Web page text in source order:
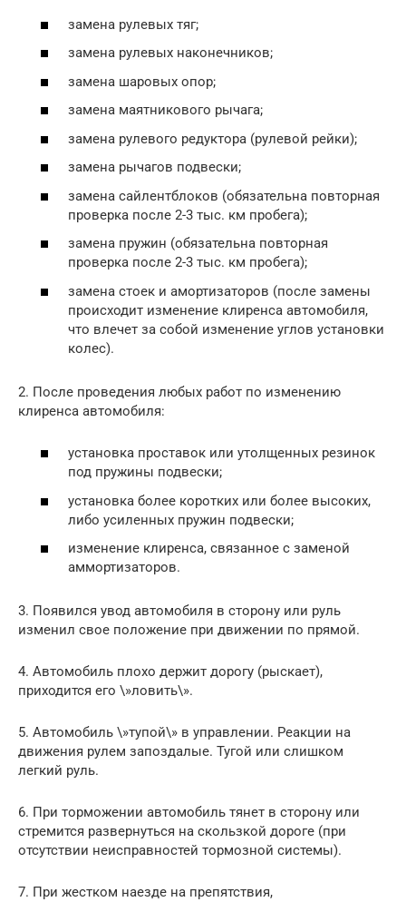
замена рулевых тяг;
замена рулевых наконечников;
замена шаровых опор;
замена маятникового рычага;
замена рулевого редуктора (рулевой рейки);
замена рычагов подвески;
замена сайлентблоков (обязательна повторная
проверка после 2-3 тыс. км пробега);
замена пружин (обязательна повторная
проверка после 2-3 тыс. км пробега);
замена стоек и амортизаторов (после замены
происходит изменение клиренса автомобиля,
что влечет за собой изменение углов установки
колес).
2. После проведения любых работ по изменению
клиренса автомобиля:
установка проставок или утолщенных резинок
под пружины подвески;
установка более коротких или более высоких,
либо усиленных пружин подвески;
изменение клиренса, связанное с заменой
аммортизаторов.
3. Появился увод автомобиля в сторону или руль
изменил свое положение при движении по прямой.
4. Автомобиль плохо держит дорогу (рыскает),
приходится его \»ловить\».
5. Автомобиль \»тупой\» в управлении. Реакции на
движения рулем запоздалые. Тугой или слишком
легкий руль.
6. При торможении автомобиль тянет в сторону или
стремится развернуться на скользкой дороге (при
отсутствии неисправностей тормозной системы).
7. При жестком наезде на препятствия,